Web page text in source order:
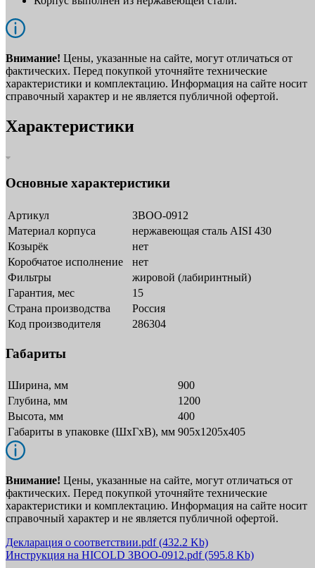
Внимание! Цены, указанные на сайте, могут отличаться от
фактических. Перед покупкой уточняйте технические
характеристики и комплектацию. Информация на сайте носит
справочный характер и не является публичной офертой.
Характеристики
Основные характеристики
Артикул
ЗВОО-0912
Материал корпуса
нержавеющая сталь AISI 430
Козырёк
нет
Коробчатое исполнение
нет
Фильтры
жировой (лабиринтный)
Гарантия, мес
15
Страна производства
Россия
Код производителя
286304
Габариты
Ширина, мм
900
Глубина, мм
1200
Высота, мм
400
Габариты в упаковке (ШxГxВ), мм 905х1205х405
Внимание! Цены, указанные на сайте, могут отличаться от
фактических. Перед покупкой уточняйте технические
характеристики и комплектацию. Информация на сайте носит
справочный характер и не является публичной офертой.
Декларация о соответствии.pdf(432.2 Kb)
Инструкция на HICOLD ЗВОО-0912.pdf(595.8 Kb)